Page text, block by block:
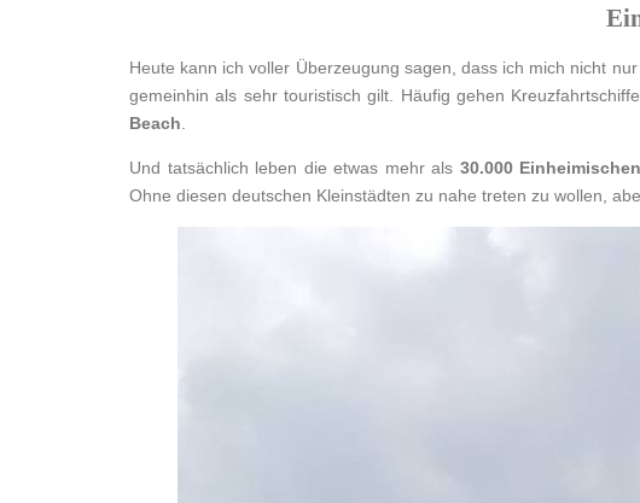
Heute kann ich voller Überzeugung sagen, dass ich mich nicht
gemeinhin als sehr touristisch gilt. Häufig gehen
Beach
Und tatsächlich leben die etwas mehr als 30.000 Einheimischen
Ohne diesen deutschen Kleinstädten zu nahe treten zu wollen,